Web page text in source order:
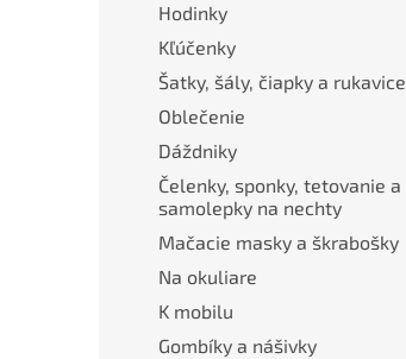
Hodinky
Kľúčenky
Šatky, šály, čiapky a rukavice
Oblečenie
Dáždniky
Čelenky, sponky, tetovanie a
samolepky na nechty
Mačacie masky a škrabošky
Na okuliare
K mobilu
Gombíky a nášivky